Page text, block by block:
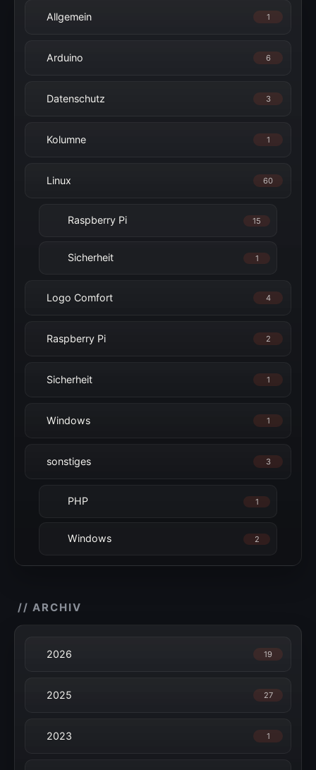
Allgemein 1
Arduino 6
Datenschutz 3
Kolumne 1
Linux 60
Raspberry Pi 15
Sicherheit 1
Logo Comfort 4
Raspberry Pi 2
Sicherheit 1
Windows 1
sonstiges 3
PHP 1
Windows 2
// ARCHIV
2026 19
2025 27
2023 1